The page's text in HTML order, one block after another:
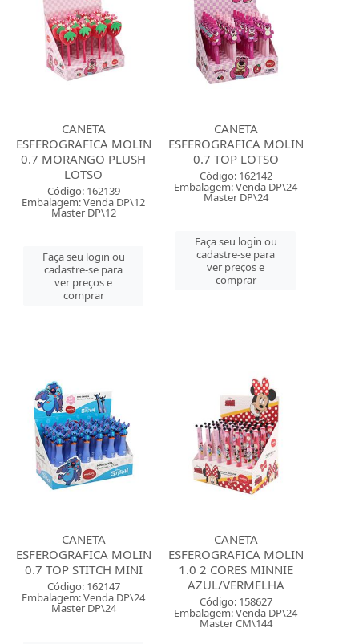
CANETA
ESFEROGRAFICA MOLIN
0.7 MORANGO PLUSH
LOTSO
Código: 162139
Embalagem: Venda DP\12
Master DP\12
Faça seu login ou
cadastre-se para
ver preços e
comprar
CANETA
ESFEROGRAFICA MOLIN
0.7 TOP LOTSO
Código: 162142
Embalagem: Venda DP\24
Master DP\24
Faça seu login ou
cadastre-se para
ver preços e
comprar
CANETA
ESFEROGRAFICA MOLIN
0.7 TOP STITCH MINI
Código: 162147
Embalagem: Venda DP\24
Master DP\24
CANETA
ESFEROGRAFICA MOLIN
1.0 2 CORES MINNIE
AZUL/VERMELHA
Código: 158627
Embalagem: Venda DP\24
Master CM\144